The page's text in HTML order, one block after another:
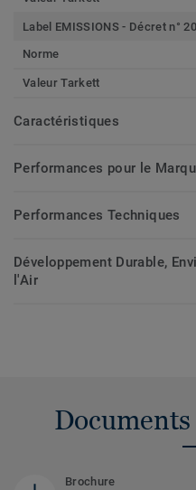
Label EMISSIONS - Décret n°
Norme
Valeur Tarkett
Caractéristiques
Performances pour le
Performances Techniques
Développement Durable,
l'Air
Brochure